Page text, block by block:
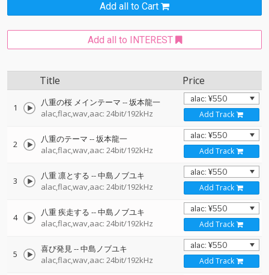
Add all to Cart
Add all to INTEREST
Title Price
1 八重の桜 メインテーマ --坂本龍一
alac,flac,wav,aac: 24bit/192kHz
Add Track
2 八重のテーマ --坂本龍一
alac,flac,wav,aac: 24bit/192kHz
Add Track
3 八重 凛とする --中島ノブユキ
alac,flac,wav,aac: 24bit/192kHz
Add Track
4 八重 疾走する --中島ノブユキ
alac,flac,wav,aac: 24bit/192kHz
Add Track
5 喜び発見--中島ノブユキ
alac,flac,wav,aac: 24bit/192kHz
Add Track